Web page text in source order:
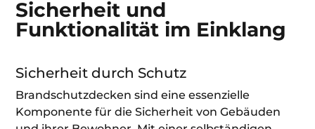
Sicherheit und
Funktionalität im Einklang
Sicherheit durch Schutz
Brandschutzdecken sind eine essenzielle
Komponente für die Sicherheit von Gebäuden